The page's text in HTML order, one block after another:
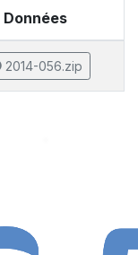
Données
2014-056.zip